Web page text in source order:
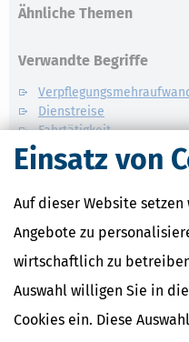
Einsatz von
Auf dieser Website
Angebote zu
wirtschaftlich zu
Auswahl willigen Sie in
Cookies ein. Diese
Ähnliche Themen
Verwandte Begriffe
Dienstreise
Fahrtätigkeit
Auswärtstätigkeit
Reisekosten